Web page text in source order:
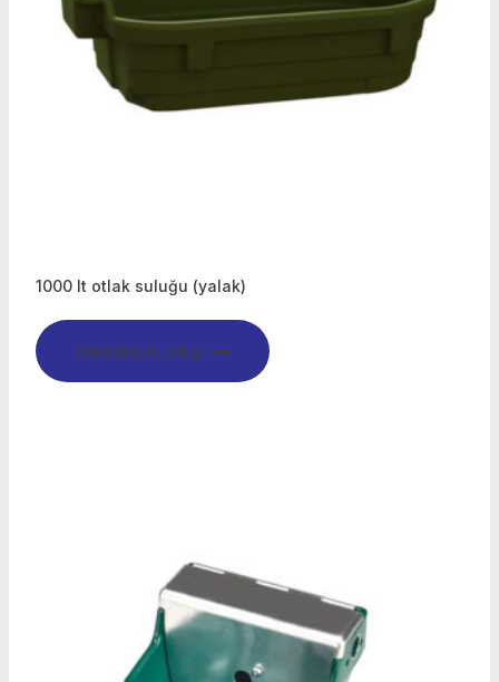
1000 lt otlak suluğu (yalak)
Devamını oku